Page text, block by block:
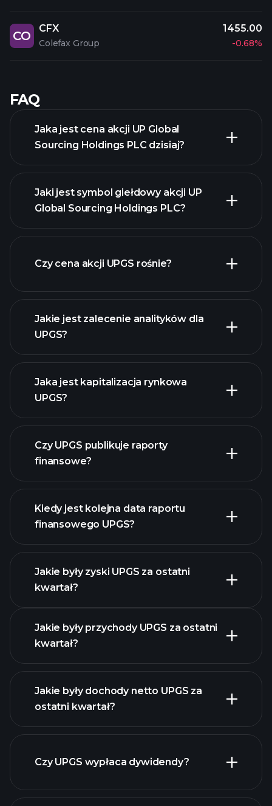
CO
CFX
Colefax Group
1455.00
-0.68%
FAQ
Jaka jest cena akcji UP Global
Sourcing Holdings PLC dzisiaj?
Jaki jest symbol giełdowy akcji UP
Global Sourcing Holdings PLC?
Czy cena akcji UPGS rośnie?
wykresie.
Jakie jest zalecenie analityków dla
UPGS?
Jaka jest kapitalizacja rynkowa
UPGS?
Czy UPGS publikuje raporty
finansowe?
finanse UPGS
Kiedy jest kolejna data raportu
finansowego UPGS?
Jakie były zyski UPGS za ostatni
kwartał?
zysków UPGS
Jakie były przychody UPGS za ostatni
kwartał?
raporty
Jakie były dochody netto UPGS za
ostatni kwartał?
UPGS
Czy UPGS wypłaca dywidendy?